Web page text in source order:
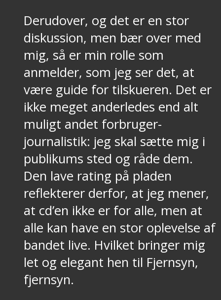
Derudover, og det er en stor
diskussion, men bær over med
mig, så er min rolle som
anmelder, som jeg ser det, at
være guide for tilskueren. Det er
ikke meget anderledes end alt
muligt andet forbruger-
journalistik: jeg skal sætte mig i
publikums sted og råde dem.
Den lave rating på pladen
reflekterer derfor, at jeg mener,
at cd’en ikke er for alle, men at
alle kan have en stor oplevelse af
bandet live. Hvilket bringer mig
let og elegant hen til Fjernsyn,
fjernsyn.